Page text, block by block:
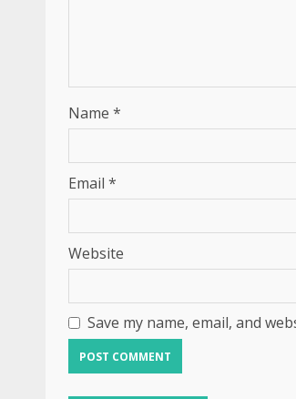
Name *
Email *
Website
Save my name, email, and